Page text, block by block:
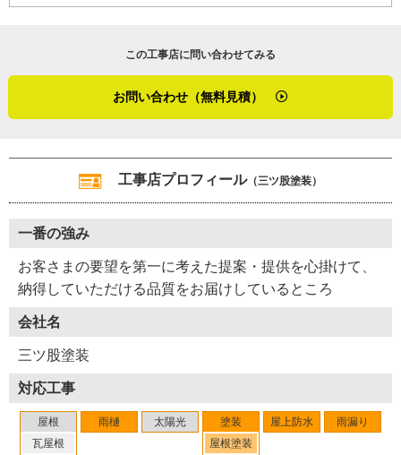
ム・屋根修理を検討しているお客さまへメッセージです。
「お客さま第一、お客さまのご要望に応えたい、そんな気
ーフォローにうかがいます。屋根塗装のことなら、お気軽
朗らかに質問に答えてくださった三ツ股さん。「普段から
こんな感じですよ」とこちらに緊張を感じさせない雰囲気
でした。こんな職人さんなら何でも相談しやすいなと、そ
※１ シリコン塗料・・・塗料の樹脂成分がシリコン樹脂
の屋根材。化粧スレート
※３ アスファルトシングル・・・セメントを固めて塗装
した板状の屋根材。化粧スレートの一種
この工事店に問い合わせてみる
お問い合わせ（無料見積）
工事店プロフィール（三ツ股塗装）
一番の強み
お客さまの要望を第一に考えた提案・提供を心掛けて、
納得していただける品質をお届けしているところ
会社名
三ツ股塗装
対応工事
屋根
瓦屋根
雨樋 太陽光
塗装
屋根塗装
屋上防水 雨漏り